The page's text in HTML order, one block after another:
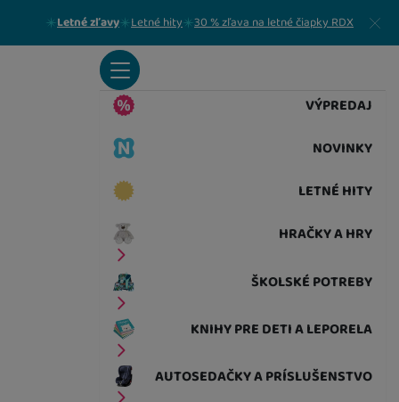
Letné zľavy Letné hity 30 % zľava na letné čiapky RDX Zavrieť
VÝPREDAJ
NOVINKY
LETNÉ HITY
HRAČKY A HRY
ŠKOLSKÉ POTREBY
KNIHY PRE DETI A LEPORELA
AUTOSEDAČKY A PRÍSLUŠENSTVO